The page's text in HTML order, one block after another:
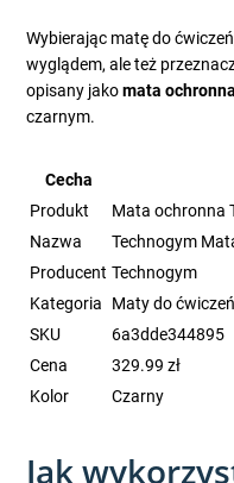
Wybierając matę do
wyglądem, ale też
opisany jakomata ochronna
czarnym.
Cecha
Produkt
Mata ochronna
Nazwa
Technogym
Producent Technogym
Kategoria
Maty do ćwiczeń
SKU
6a3dde344895
Cena
329.99 zł
Kolor
Czarny
Jak